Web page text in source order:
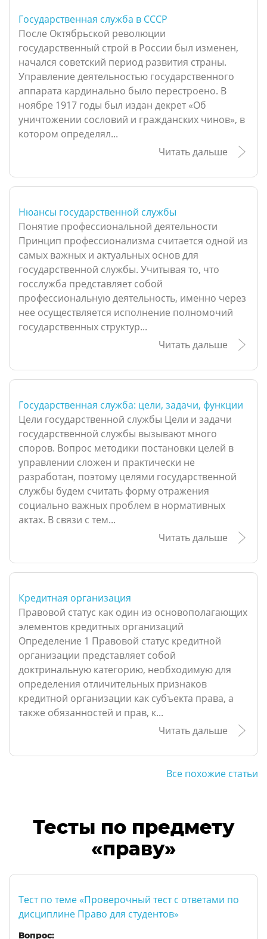
Государственная служба в СССР
После Октябрьской революции
государственный строй в России был изменен,
начался советский период развития страны.
Управление деятельностью государственного
аппарата кардинально было перестроено. В
ноябре 1917 годы был издан декрет «Об
уничтожении сословий и гражданских чинов», в
котором определял...
Читать дальше
Нюансы государственной службы
Понятие профессиональной деятельности
Принцип профессионализма считается одной из
самых важных и актуальных основ для
государственной службы. Учитывая то, что
госслужба представляет собой
профессиональную деятельность, именно через
нее осуществляется исполнение полномочий
государственных структур...
Читать дальше
Государственная служба: цели, задачи, функции
Цели государственной службы Цели и задачи
государственной службы вызывают много
споров. Вопрос методики постановки целей в
управлении сложен и практически не
разработан, поэтому целями государственной
службы будем считать форму отражения
социально важных проблем в нормативных
актах. В связи с тем...
Читать дальше
Кредитная организация
Правовой статус как один из основополагающих
элементов кредитных организаций
Определение 1 Правовой статус кредитной
организации представляет собой
доктринальную категорию, необходимую для
определения отличительных признаков
кредитной организации как субъекта права, а
также обязанностей и прав, к...
Читать дальше
Все похожие статьи
Тесты по предмету
«праву»
Тест по теме «Проверочный тест с ответами по
дисциплине Право для студентов»
Вопрос: